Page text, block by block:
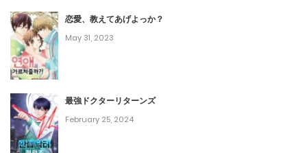
February 22, 2024
第47話
February 22, 2024
第46話
February 22, 2024
恋愛、教えてあげよっか？
May 31, 2023
最強ドクターリターンズ
February 25, 2024